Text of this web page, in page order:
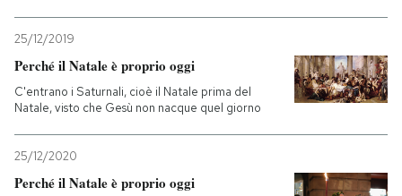
25/12/2019
Perché il Natale è proprio oggi
C'entrano i Saturnali, cioè il Natale prima del
Natale, visto che Gesù non nacque quel giorno
25/12/2020
Perché il Natale è proprio oggi